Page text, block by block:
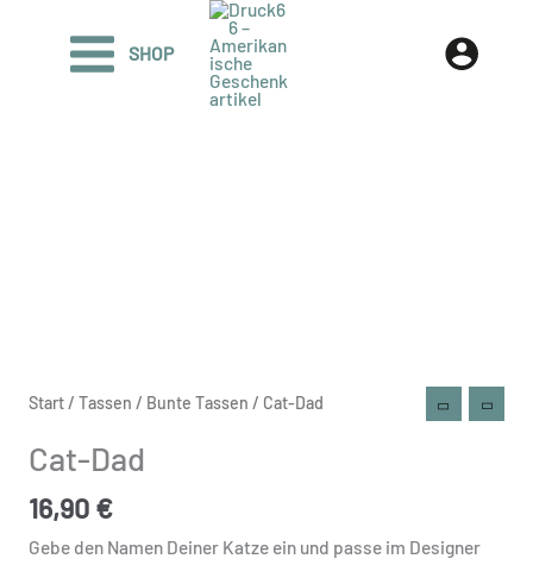
SHOP
Start/ Tassen / Bunte Tassen / Cat-Dad
Cat-Dad
16,90 €
Gebe den Namen Deiner Katze ein und passe im Designer
Cat-
Menge